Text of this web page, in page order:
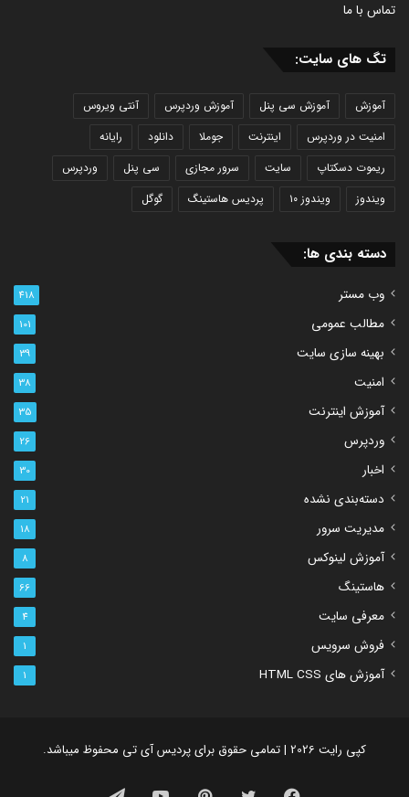
تماس با ما
تگ های سایت:
آموزش آموزش سی پنل آموزش وردپرس
آنتی ویروس
امنیت در وردپرس
اینترنت جوملا دانلود
رایانه
ریموت دسکتاپ
سایت سرور مجازی سی پنل
وردپرس
ویندوز
ویندوز ۱۰ پردیس هاستینگ گوگل
دسته بندی ها:
وب مستر 418
مطالب عمومی 101
بهینه سازی سایت 39
امنیت 38
آموزش اینترنت 35
وردپرس 26
اخبار 30
دسته‌بندی نشده 21
مدیریت سرور 18
آموزش لینوکس 8
هاستینگ 66
معرفی سایت 4
فروش سرویس 1
آموزش های HTML CSS 1
کپی رایت 2026 | تمامی حقوق برای پردیس آی تی محفوظ میباشد.